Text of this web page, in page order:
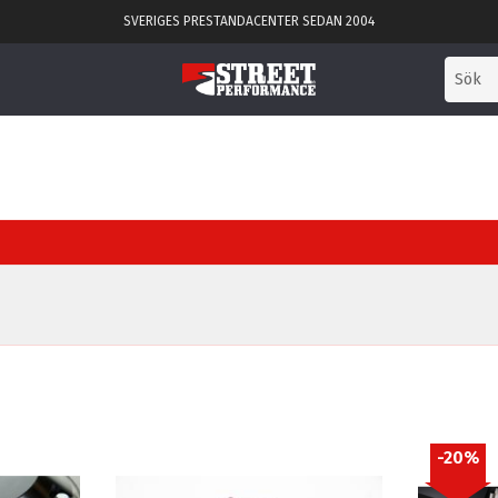
SVERIGES PRESTANDACENTER SEDAN 2004
20%